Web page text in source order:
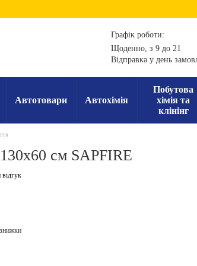
Графік роботи:
Щоденно, з 9 до 21
Відправка у день
Автотовари Автохімія
Побутова
хімія та
клінінг
см SAPFIRE